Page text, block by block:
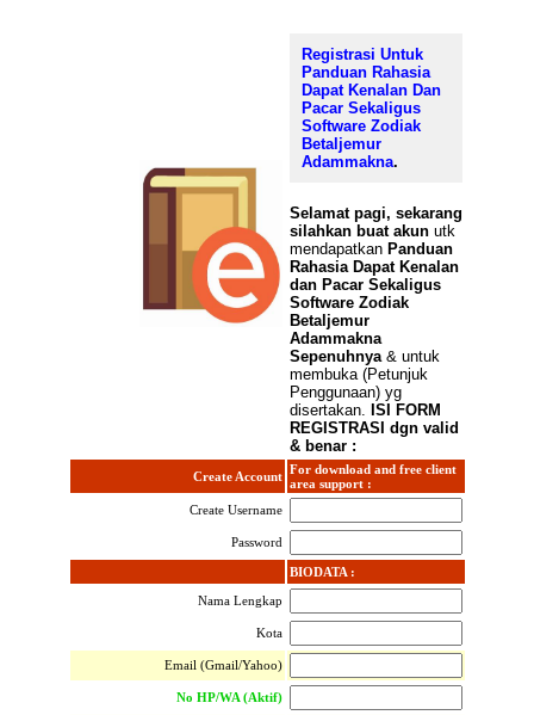
Registrasi Untuk
Panduan Rahasia
Dapat Kenalan Dan
Pacar Sekaligus
Software Zodiak
Betaljemur
Adammakna.
Selamat pagi, sekarang
silahkan buat akunutk
mendapatkan Panduan
Rahasia Dapat Kenalan
dan Pacar Sekaligus
Software Zodiak
Betaljemur
Adammakna
Sepenuhnya & untuk
membuka (Petunjuk
Penggunaan) yg
disertakan.
ISI FORM
REGISTRASI dgn valid
& benar :
Create Account For download and free client
area support :
Create Username
Password
BIODATA :
Nama Lengkap
Kota
Email (Gmail/Yahoo)
No HP/WA (Aktif)